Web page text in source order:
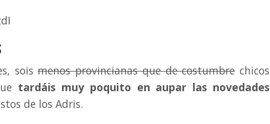
soismenos provincianas que de costumbrechicos
tardáis muy poquito en aupar las novedades
de los Adris.